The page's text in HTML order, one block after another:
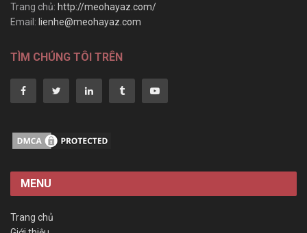
Trang chủ: http://meohayaz.com/
Email: lienhe@meohayaz.com
TÌM CHÚNG TÔI TRÊN
MENU
Trang chủ